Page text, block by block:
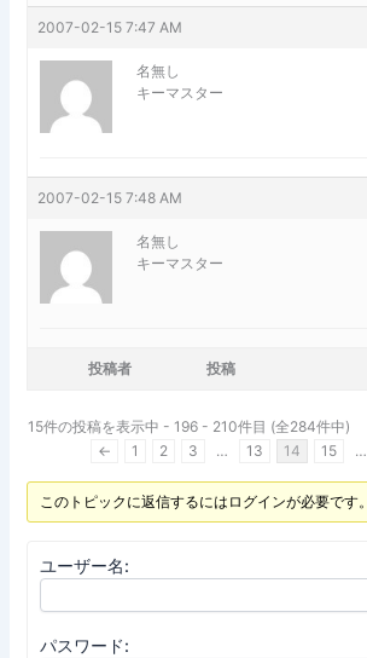
2007-02-15 7:47 AM
名無し
キーマスター
2007-02-15 7:48 AM
名無し
キーマスター
投稿者 投稿
15件の投稿を表示中 - 196 - 210件目 (全284件中)
←
1 2 3 … 13 14 15 …
このトピックに返信するにはログインが必要です。
ユーザー名:
パスワード: